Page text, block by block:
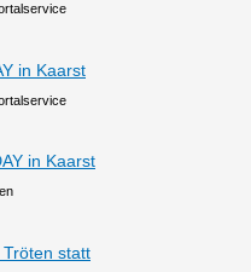
in Kaarst
in Kaarst
statt